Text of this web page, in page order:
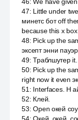
47: Little under
минетс бот off
because this x
48: Pick up the
эксепт энни
49:Траблшутер it.
50: Pick up the
right now it even
51 : Interfaces. Н
52: Клей.
53:Open окей